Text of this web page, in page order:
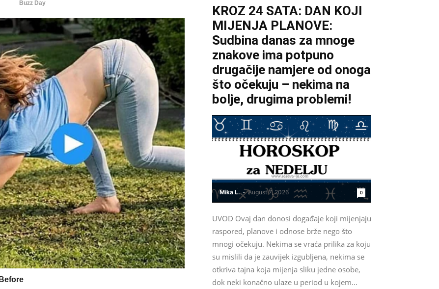
KROZ 24 SATA: DAN KOJI
MIJENJA PLANOVE:
Sudbina danas za mnoge
znakove ima potpuno
drugačije namjere od onoga
što očekuju – nekima na
bolje, drugima problemi!
Mika L. - August 7, 2026 0
UVOD Ovaj dan donosi događaje koji mijenjaju
raspored, planove i odnose brže nego što
mnogi očekuju. Nekima se vraća prilika za koju
su mislili da je zauvijek izgubljena, nekima se
otkriva tajna koja mijenja sliku jedne osobe,
dok neki konačno ulaze u period u kojem...